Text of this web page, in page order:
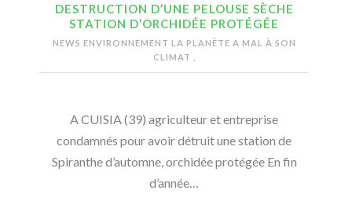
DESTRUCTION D’UNE PELOUSE SÈCHE
STATION D’ORCHIDÉE PROTÉGÉE
NEWS ENVIRONNEMENT LA PLANÈTE A MAL À SON
CLIMAT
A CUISIA (39) agriculteur et entreprise
condamnés pour avoir détruit une station de
Spiranthe d’automne, orchidée protégée En fin
d’année…